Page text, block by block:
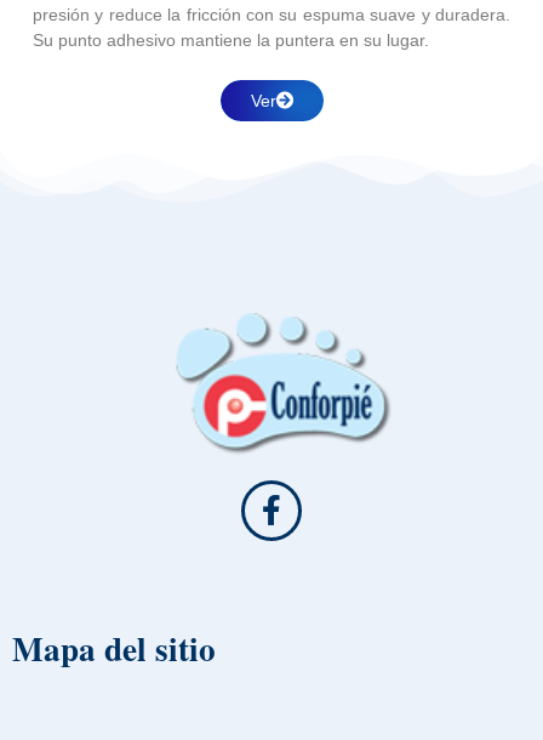
presión y reduce la fricción con su espuma suave y duradera.
Su punto adhesivo mantiene la puntera en su lugar.
Ver
Mapa del sitio